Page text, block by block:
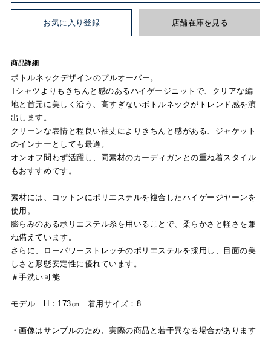
お気に入り登録 店舗在庫を見る
商品詳細
ボトルネックデザインのプルオーバー。
Tシャツよりもきちんと感のあるハイゲージニットで、クリアな編
地と首元に美しく沿う、高すぎないボトルネックがトレンド感を演
出します。
クリーンな表情と程良い袖丈によりきちんと感がある、ジャケット
のインナーとしても最適。
オンオフ問わず活躍し、同素材のカーディガンとの重ね着スタイル
もおすすめです。
素材には、コットンにポリエステルを複合したハイゲージヤーンを
使用。
膨らみのあるポリエステル糸を用いることで、柔らかさと軽さを兼
ね備えています。
さらに、ローパワーストレッチのポリエステルを採用し、目面の美
しさと形態安定性に優れています。
＃手洗い可能
モデル H：173㎝ 着用サイズ：8
・画像はサンプルのため、実際の商品と若干異なる場合があります